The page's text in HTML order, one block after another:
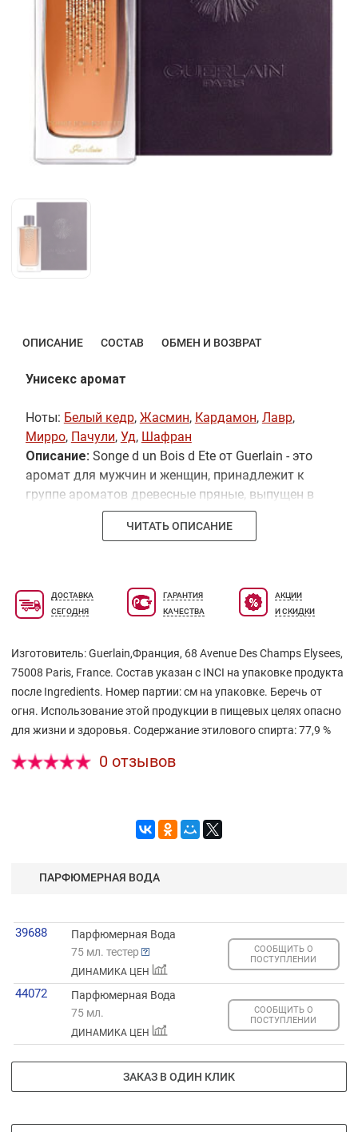
ОПИСАНИЕ СОСТАВ ОБМЕН И ВОЗВРАТ
Унисекс аромат
Ноты: Белый кедр, Жасмин, Кардамон, Лавр,
Мирро, Пачули, Уд, Шафран
Описание:Songe d un Bois d Ete от Guerlain - это
аромат для мужчин и женщин, принадлежит к
группе ароматов древесные пряные, выпущен в
2012 году. Парфюмер: Thierry Wasser.
Композиция аромата включает ноты: жасмин,
ЧИТАТЬ ОПИСАНИЕ
ДОСТАВКА
СЕГОДНЯ
ГАРАНТИЯ
КАЧЕСТВА
АКЦИИ
И СКИДКИ
Изготовитель: Guerlain,Франция, 68 Avenue Des Champs Elysees,
75008 Paris, Francе. Состав указан с INCI на упаковке продукта
после Ingredients. Номер партии: см на упаковке. Беречь от
огня. Использование этой продукции в пищевых целях опасно
для жизни и здоровья. Содержание этилового спирта: 77,9 %
0 отзывов
ПАРФЮМЕРНАЯ ВОДА
39688
Парфюмерная Вода
75 мл. тестер
ДИНАМИКА ЦЕН
СООБЩИТЬ О
ПОСТУПЛЕНИИ
44072
Парфюмерная Вода
75 мл.
ДИНАМИКА ЦЕН
СООБЩИТЬ О
ПОСТУПЛЕНИИ
ЗАКАЗ В ОДИН КЛИК